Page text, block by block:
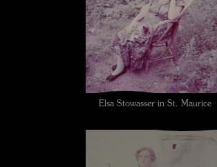
Elsa Stowasser in St. Maurice